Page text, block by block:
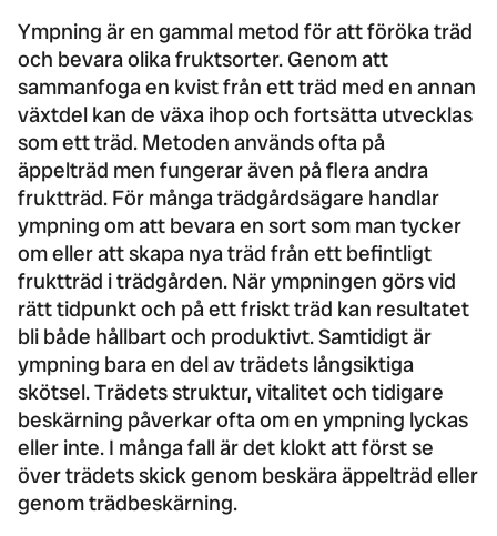
Ympning är en gammal metod för att föröka träd
och bevara olika fruktsorter. Genom att
sammanfoga en kvist från ett träd med en annan
växtdel kan de växa ihop och fortsätta utvecklas
som ett träd. Metoden används ofta på
äppelträd men fungerar även på flera andra
fruktträd. För många trädgårdsägare handlar
ympning om att bevara en sort som man tycker
om eller att skapa nya träd från ett befintligt
fruktträd i trädgården. När ympningen görs vid
rätt tidpunkt och på ett friskt träd kan resultatet
bli både hållbart och produktivt. Samtidigt är
ympning bara en del av trädets långsiktiga
skötsel. Trädets struktur, vitalitet och tidigare
beskärning påverkar ofta om en ympning lyckas
eller inte. I många fall är det klokt att först se
över trädets skick genom beskära äppelträd eller
genomträdbeskärning.